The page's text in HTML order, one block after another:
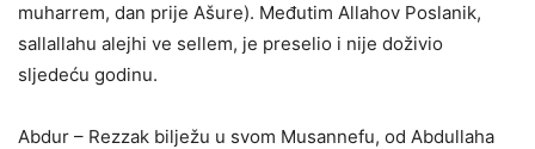
muharrem, dan prije Ašure). Međutim Allahov Poslanik,
sallallahu alejhi ve sellem, je preselio i nije doživio
sljedeću godinu.
Abdur – Rezzak bilježu u svom Musannefu, od Abdullaha